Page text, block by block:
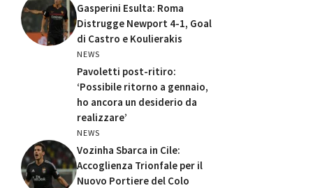
Gasperini Esulta: Roma
Distrugge Newport 4-1, Goal
di Castro e Koulierakis
NEWS
Pavoletti post-ritiro:
‘Possibile ritorno a gennaio,
ho ancora un desiderio da
realizzare’
NEWS
Vozinha Sbarca in Cile:
Accoglienza Trionfale per il
Nuovo Portiere del Colo